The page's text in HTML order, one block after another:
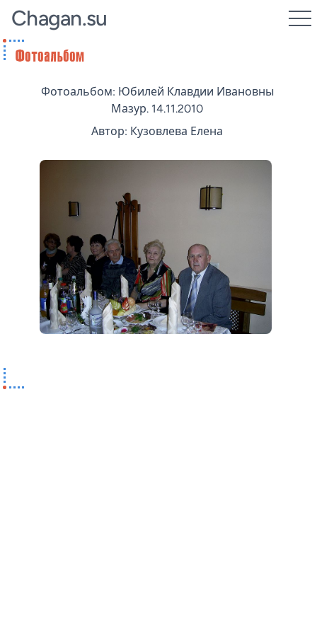
Chagan.su
Фотоальбом: Юбилей Клавдии Ивановны
Мазур. 14.11.2010
Автор: Кузовлева Елена